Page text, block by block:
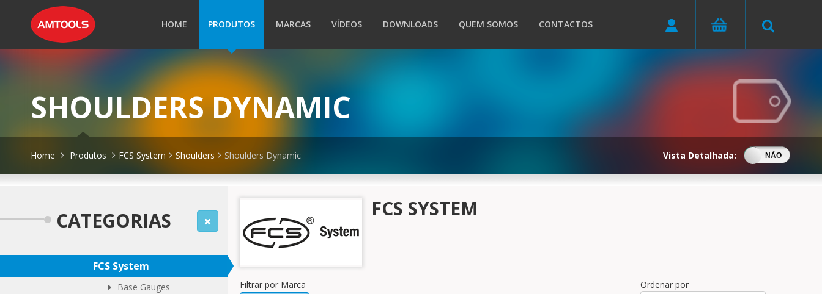
HOME PRODUTOS MARCAS VÍDEOS DOWNLOADS QUEM SOMOS CONTACTOS
SHOULDERS DYNAMIC
Vista Detalhada:
SIM NÃO
Home Produtos FCS System Shoulders Shoulders Dynamic
CATEGORIAS
FCS System
Base Gauges
FCS SYSTEM
Filtrar por Marca Ordenar por